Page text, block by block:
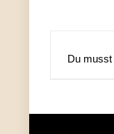
Du musst